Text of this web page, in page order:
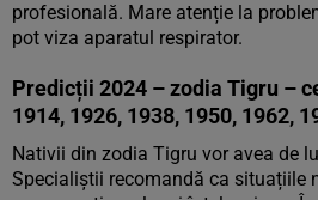
profesională. Mare atenție la
pot viza aparatul respirator.
Predicții 2024 – zodia Tigru –
1914, 1926, 1938, 1950, 1962,
Nativii din zodia Tigru vor avea de
Specialiștii recomandă ca situațiile